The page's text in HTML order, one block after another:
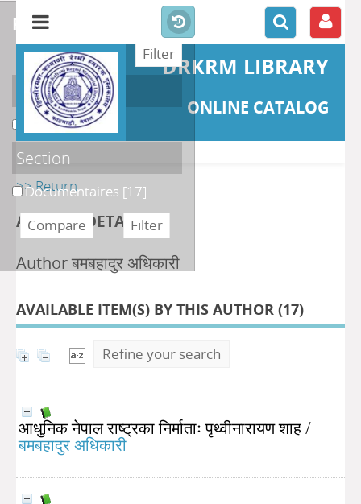
DRKRM LIBRARY
ONLINE CATALOG
>> Return
AUTHOR DETAILS
Author बमबहादुर अधिकारी
AVAILABLE ITEM(S) BY THIS AUTHOR (17)
Refine your search
आधुनिक नेपाल राष्ट्रका निर्माताः पृथ्वीनारायण शाह/
बमबहादुर अधिकारी
refine or compare
Localisation
DKRML[17]
Section
Documentaires [17]